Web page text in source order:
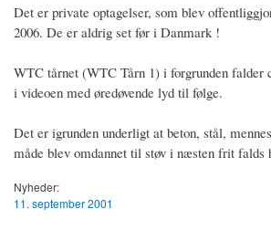
Det er private optagelser, som blev
2006. De er aldrig set før i Danmark !
WTC tårnet (WTC Tårn 1) i forgrunden falder
i videoen med øredøvende lyd til følge.
Det er igrunden underligt at beton, stål,
måde blev omdannet til støv i næsten frit falds
Nyheder:
11. september 2001